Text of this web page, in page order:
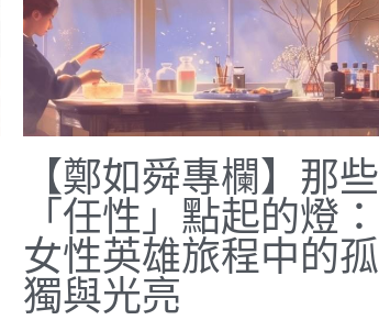
【鄭如舜專欄】那些
「任性」點起的燈：
女性英雄旅程中的孤
獨與光亮